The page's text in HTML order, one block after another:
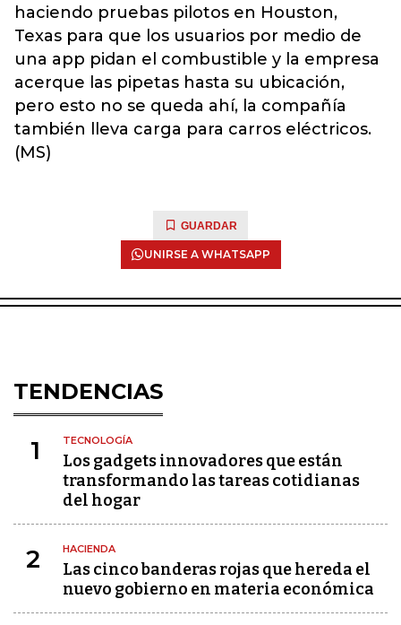
haciendo pruebas pilotos en Houston,
Texas para que los usuarios por medio de
una app pidan el combustible y la empresa
acerque las pipetas hasta su ubicación,
pero esto no se queda ahí, la compañía
también lleva carga para carros eléctricos.
(MS)
GUARDAR
UNIRSE A WHATSAPP
TENDENCIAS
1 TECNOLOGÍA
Los gadgets innovadores que están
transformando las tareas cotidianas
del hogar
2 HACIENDA
Las cinco banderas rojas que hereda el
nuevo gobierno en materia económica